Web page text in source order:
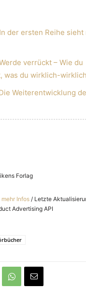
der ersten Reihe sieht
verrückt – Wie du
was du wirklich-
Weiterentwicklung
Forlag
mehr Infos / Letzte
Advertising API